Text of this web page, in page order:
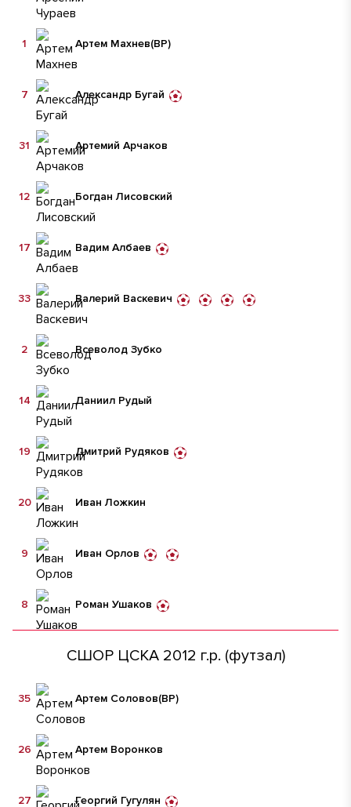
Артем Махнев(ВР)
1
Александр Бугай
7
Артемий Арчаков
31
Богдан Лисовский
12
Вадим Албаев
17
Валерий Васкевич
33
Всеволод Зубко
2
Даниил Рудый
14
Дмитрий Рудяков
19
Иван Ложкин
20
Иван Орлов
9
Роман Ушаков
8
СШОР ЦСКА 2012 г.р. (футзал)
Артем Соловов(ВР)
35
Артем Воронков
26
Георгий Гугулян
27